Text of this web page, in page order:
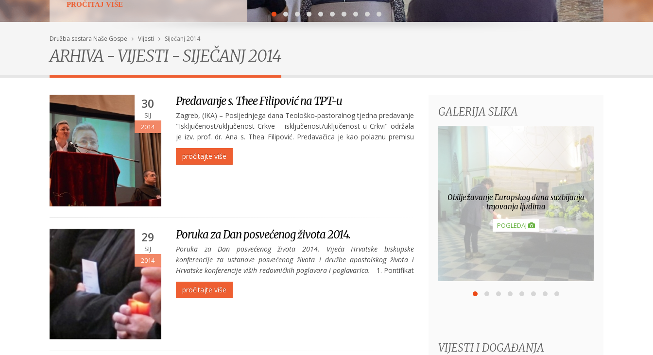
PROČITAJ VIŠE
Družba sestara Naše Gospe Vijesti Siječanj 2014
ARHIVA - VIJESTI - SIJEČANJ 2014
30
SIJ
2014
Predavanje s. Thee Filipović na TPT-u
Zagreb, (IKA) – Posljednjega dana Teološko-pastoralnog tjedna predavanje
"Isključenost/uključenost Crkve – isključenost/uključenost u Crkvi" održala
je izv. prof. dr. Ana s. Thea Filipović. Predavačica je kao polaznu premisu
uzela pojam isključenosti/uključenosti koji pripada području...
pročitajte više
29
SIJ
2014
Poruka za Dan posvećenog života 2014.
Poruka za Dan posvećenog života 2014. Vijeća Hrvatske biskupske
konferencije za ustanove posvećenog života i družbe apostolskog života i
Hrvatske konferencije viših redovničkih poglavara i poglavarica.
1. Pontifikat
redovničkoga pape Franje donosi hodočasničkoj Crkvi...
pročitajte više
GALERIJA SLIKA
Poziv na gozbu Uskrs 2013.
POGLEDAJ
VIJESTI I DOGAĐANJA